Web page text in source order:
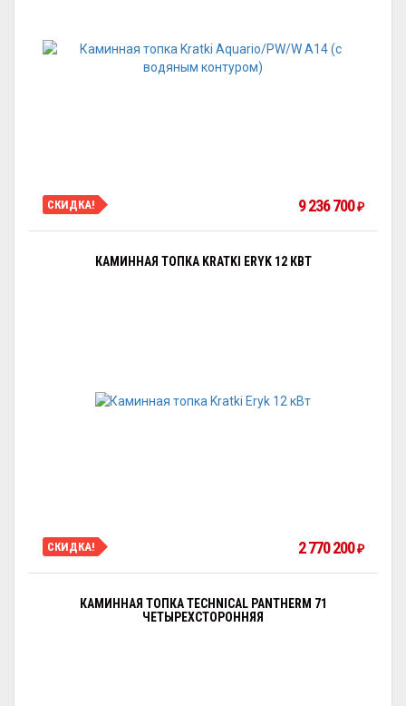
СКИДКА! 9 236 700₽
КАМИННАЯ ТОПКА KRATKI ERYK 12 КВТ
СКИДКА! 2 770 200₽
КАМИННАЯ ТОПКА TECHNICAL PANTHERM 71
ЧЕТЫРЕХСТОРОННЯЯ